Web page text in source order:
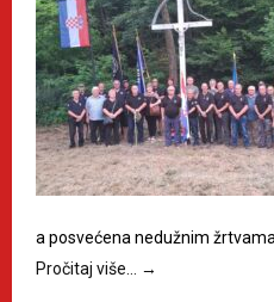
a posvećena nedužnim
Pročitaj više…
→